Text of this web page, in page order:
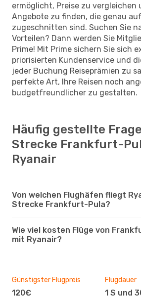
ermöglicht, Preise zu vergleichen
Angebote zu finden, die genau
zugeschnitten sind. Suchen Sie
Vorteilen? Dann werden Sie
Prime! Mit Prime sichern Sie sich
priorisierten Kundenservice und
jeder Buchung Reiseprämien zu
perfekte Art, Ihre Reisen noch
budgetfreundlicher zu gestalten.
Häufig gestellte
Strecke Frankfurt-
Ryanair
Von welchen Flughäfen fliegt
Strecke Frankfurt-Pula?
Wie viel kosten Flüge von
mit Ryanair?
Günstigster Flugpreis
120€
Flugdauer
1 S und